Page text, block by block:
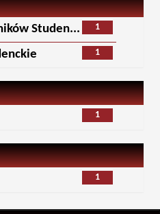
1
Studen...
1
1
1